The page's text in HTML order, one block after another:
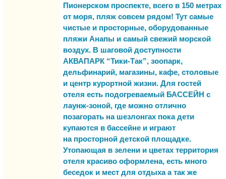
Пионерском проспекте, всего в 150 метрах
от моря, пляж совсем рядом! Тут самые
чистые и просторные, оборудованные
пляжи Анапы и самый свежий морской
воздух. В шаговой доступности
АКВАПАРК “Тики-Так”, зоопарк,
дельфинарий, магазины, кафе, столовые
и центр курортной жизни. Для гостей
отеля есть подогреваемый БАССЕЙН с
лаунж-зоной, где можно отлично
позагорать на шезлонгах пока дети
купаются в бассейне и играют
на просторной детской площадке.
Утопающая в зелени и цветах территория
отеля красиво оформлена, есть много
беседок и мест для отдыха а так же